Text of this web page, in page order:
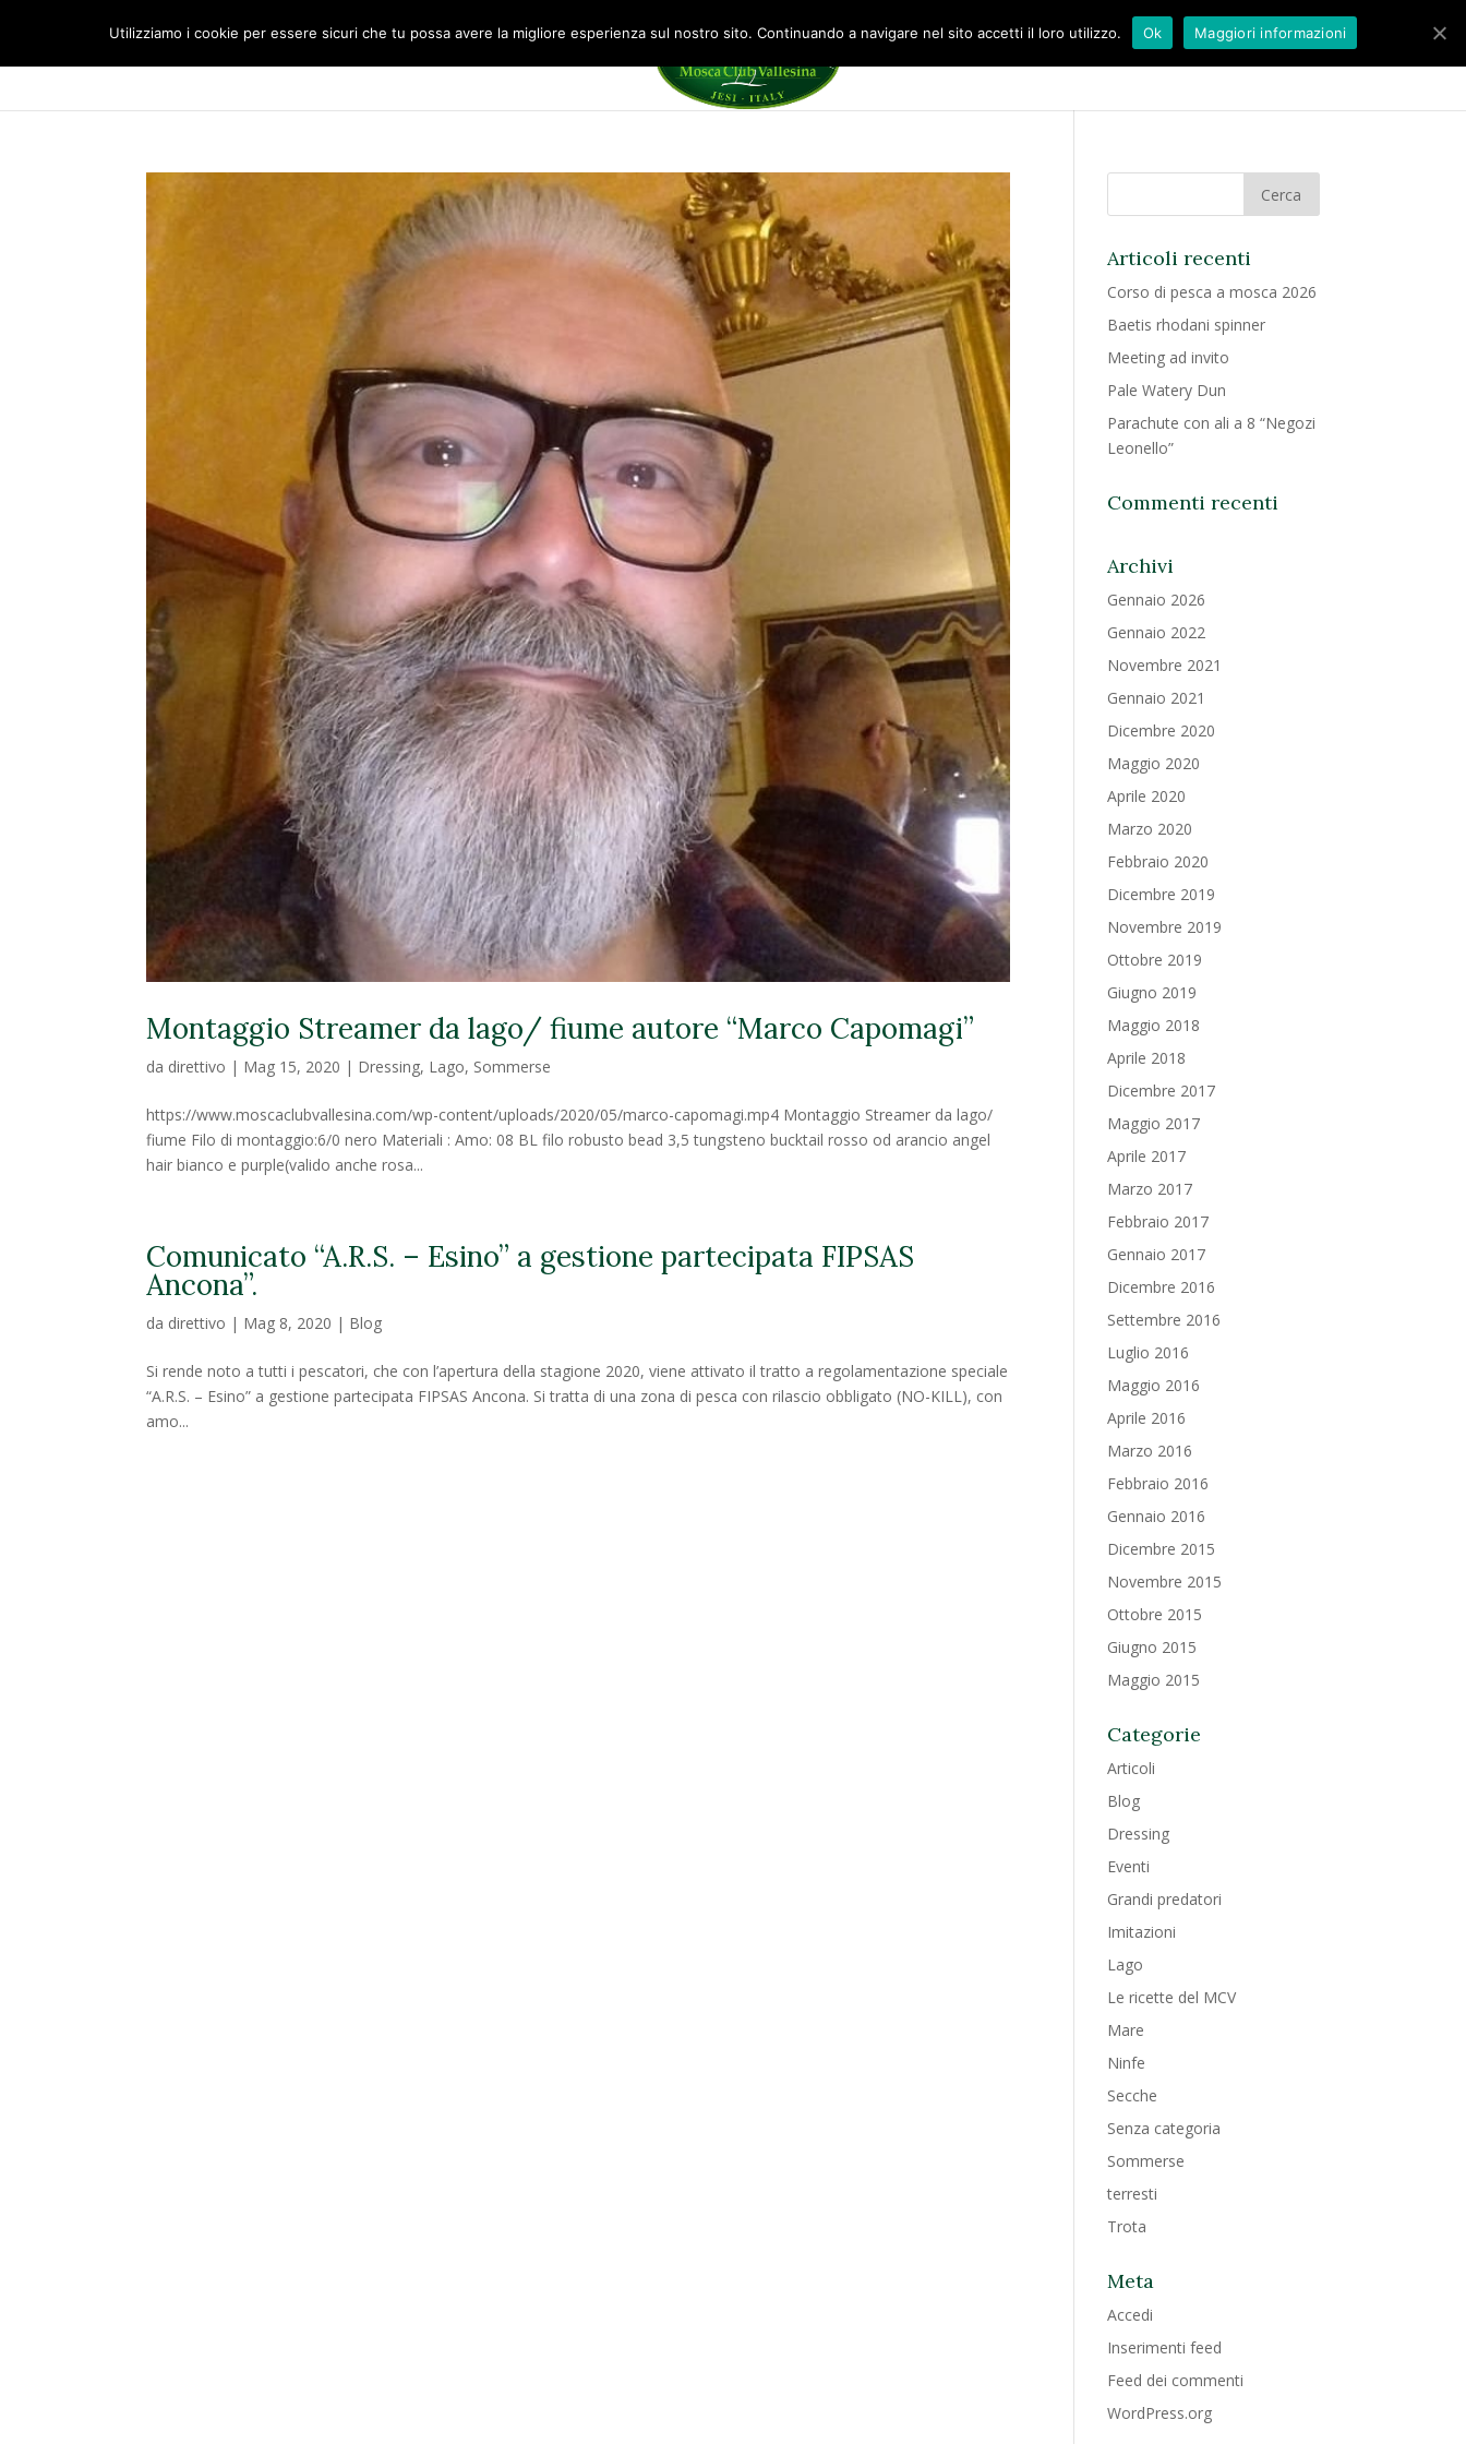
CONTATTI
Montaggio Streamer da lago/ fiume autore “Marco Capomagi”
da direttivo | Mag 15, 2020 | Dressing, Lago, Sommerse
https://www.moscaclubvallesina.com/wp-content/uploads/2020/05/marco-capomagi.mp4 Montaggio Streamer da lago/
fiume Filo di montaggio:6/0 nero Materiali : Amo: 08 BL filo robusto bead 3,5 tungsteno bucktail rosso od arancio angel
hair bianco e purple(valido anche rosa...
Comunicato “A.R.S. – Esino” a gestione partecipata FIPSAS
Ancona”.
da direttivo | Mag 8, 2020 | Blog
Si rende noto a tutti i pescatori, che con l’apertura della stagione 2020, viene attivato il tratto a regolamentazione speciale
“A.R.S. – Esino” a gestione partecipata FIPSAS Ancona. Si tratta di una zona di pesca con rilascio obbligato (NO-KILL), con
amo...
Articoli recenti
Corso di pesca a mosca 2026
Baetis rhodani spinner
Meeting ad invito
Pale Watery Dun
Parachute con ali a 8 “Negozi
Leonello”
Commenti recenti
Archivi
Gennaio 2026
Gennaio 2022
Novembre 2021
Gennaio 2021
Dicembre 2020
Maggio 2020
Aprile 2020
Marzo 2020
Febbraio 2020
Dicembre 2019
Novembre 2019
Ottobre 2019
Giugno 2019
Maggio 2018
Aprile 2018
Dicembre 2017
Maggio 2017
Aprile 2017
Marzo 2017
Febbraio 2017
Gennaio 2017
Dicembre 2016
Settembre 2016
Luglio 2016
Maggio 2016
Aprile 2016
Marzo 2016
Febbraio 2016
Gennaio 2016
Dicembre 2015
Novembre 2015
Ottobre 2015
Giugno 2015
Maggio 2015
Categorie
Articoli
Blog
Dressing
Eventi
Grandi predatori
Imitazioni
Lago
Le ricette del MCV
Mare
Ninfe
Secche
Senza categoria
Sommerse
terresti
Trota
Meta
Accedi
Inserimenti feed
Feed dei commenti
WordPress.org
Utilizziamo i cookie per essere sicuri che tu possa avere la migliore esperienza sul nostro sito. Continuando a navigare nel sito accetti il loro utilizzo. Ok Maggiori informazioni